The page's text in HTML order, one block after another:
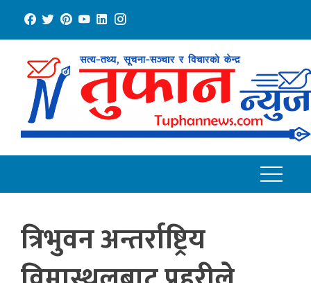
content
त्रिभुवन अन्तर्राष्ट्रिय